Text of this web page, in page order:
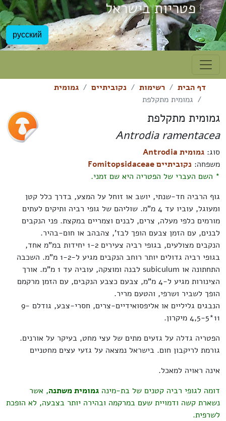
פטריות בישראל
русский
דף הבית רשימות נקוביתיים
גמומית
גמומית מתקלפת
גמומית מתקלפת
Antrodia ramentacea
סוג:גמומית Antrodia
משפחה:נקוביתיים Fomitopsidaceae
* השם העברי של הפטריה היא שם זמני.
גוף הרביה חד-שנתי, יושב או זוחל על המצע, בדרך כלל קטן
ומעוגל, עוביו עד 4 מ"מ. שוליהם של גופי רביה ותיקים לעתים
מורמים כלפי מעלה, צרים, לבנים וצמריים במקצת. פני הנקבים
לבנים, עם הזמן צבעם הופך לבז', צהבהב או חום-בהיר.
הנקבים מצולעים, בגופי רביה צעירים 1-2 יחידות במ"מ אחד,
בגופי רביה גדולים יותר רוחב הנקבים מגיע ל-1-2 מ"מ. השכבה
התחתונה או subiculum לבנה ומוצקה, עוביה עד 1 מ"מ. אורך
הצינורות מגיע ל-4 מ"מ, צבעם כצבע הנקבים, עם הזמן מרקמם
הופך לשביר ושרפי, והטעם מריר.
הנבגים גליליים או אליפסואידיים-צרים, חסרי-צבע, גודלם 9-
הפטריה גדלה על גזעים מתים של עצי מחט, בעיקר על אורנים.
גורמת לריקבון חום. בישראל נמצאה על גזעי עצים מחטניים
אינה ראויה למאכל.
דומה לגופי רביה קטנים של בת-מינהגמומית משתנה, אשר
נשארת קשה ודמויית שעם במרקמה ובהירה יותר בצבעה, לא הופכת
לשרפית.